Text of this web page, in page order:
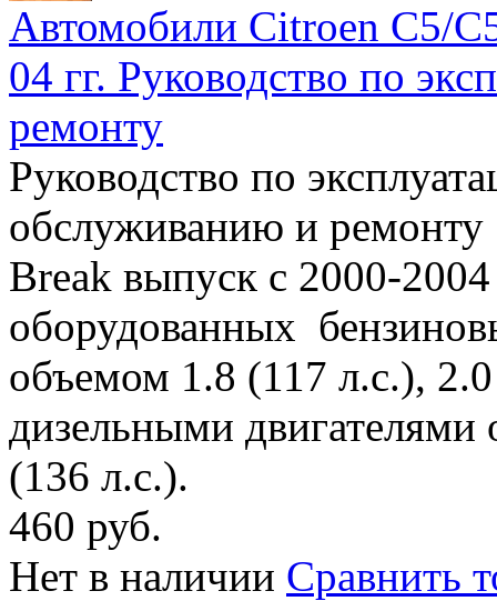
Автомобили Citroen C5/
04 гг. Руководство по
ремонту
Руководство по
обслуживанию и
Break выпуск с 2000-2004
оборудованных
объемом 1.8 (117 л.с.),
дизельными
(136 л.с.).
460 руб.
Нет в наличии Сравнить